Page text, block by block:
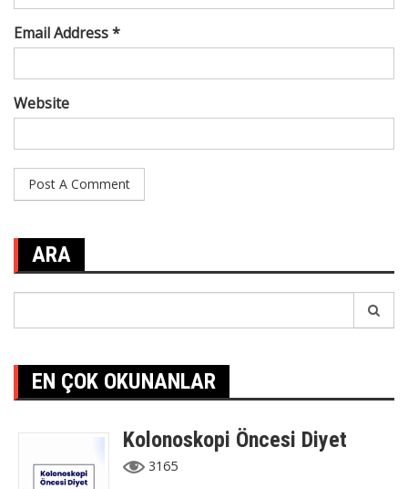
Email Address *
Website
ARA
EN ÇOK OKUNANLAR
Kolonoskopi Öncesi Diyet
3165